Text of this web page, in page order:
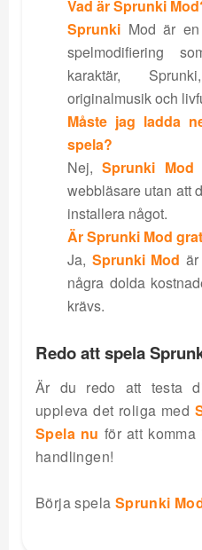
Vad är Sprunki
Sprunki Mod är en
spelmodifiering
karaktär,
originalmusik och
Måste jag ladda
spela?
Nej,Sprunki Mod
webbläsare utan att
installera något.
Är Sprunki Mod
Ja, Sprunki Mod
några dolda
krävs.
Redo att spela
Är du redo att testa
uppleva det roliga med
Spela nu för att
handlingen!
Börja spela Sprunki